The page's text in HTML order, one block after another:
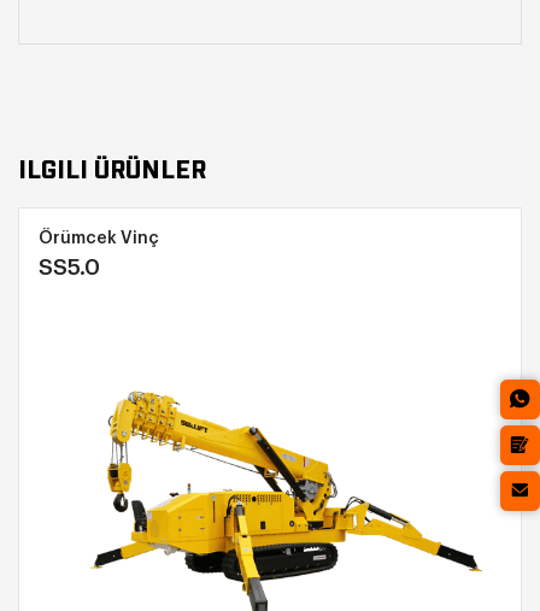
ILGILI ÜRÜNLER
Örümcek Vinç
SS5.0